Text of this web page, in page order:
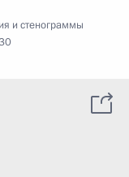
и стенограммы